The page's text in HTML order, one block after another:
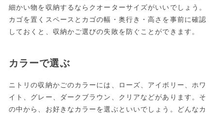
細かい物を収納するならクオーターサイズがいいでしょう。
カゴを置くスペースとカゴの幅・奥行き・高さを事前に確認
しておくと、収納かご選びの失敗を防ぐことができます。
カラーで選ぶ
ニトリの収納かごのカラーには、ローズ、アイボリー、ホワ
イト、グレー、ダークブラウン、クリアなどがあります。そ
の中から、お好きなカラーを選ぶといいでしょう。どんなカ